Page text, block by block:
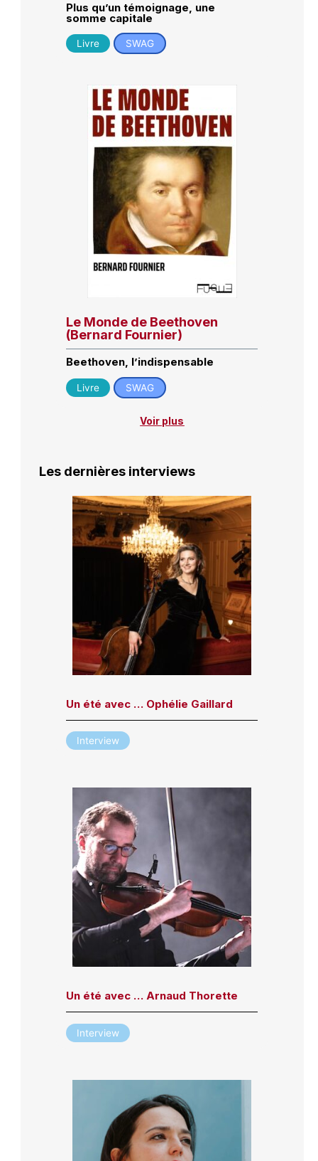
Plus qu’un témoignage, une
somme capitale
Livre SWAG
Le Monde de Beethoven
(Bernard Fournier)
Beethoven, l’indispensable
Livre SWAG
Voir plus
Les dernières interviews
Un été avec … Ophélie Gaillard
Interview
Un été avec … Arnaud Thorette
Interview